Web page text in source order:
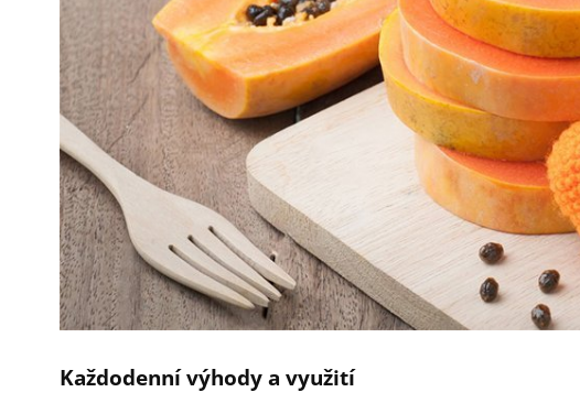
Každodenní výhody a využití